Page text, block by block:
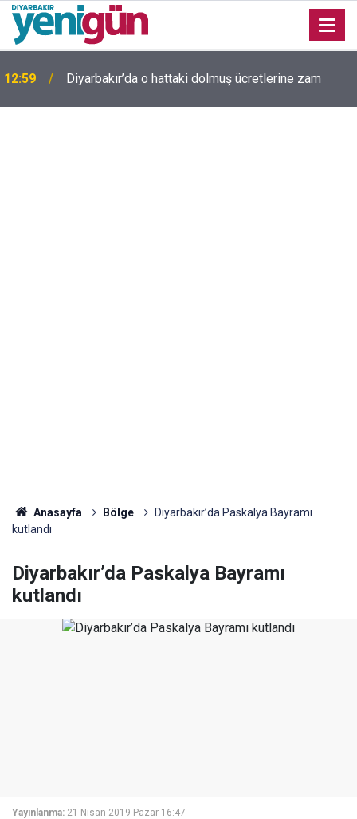
11:58
yeniden gündemde
Anasayfa Bölge
Diyarbakır’da Paskalya Bayramı
kutlandı
Diyarbakır’da Paskalya Bayramı
kutlandı
Yayınlanma: 21 Nisan 2019 Pazar 16:47